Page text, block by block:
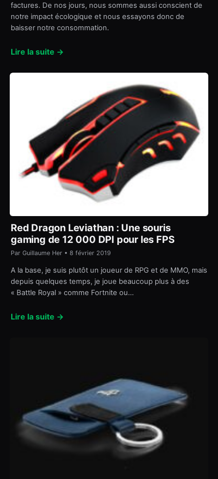
factures. De nos jours, nous sommes aussi conscient de
notre impact écologique et nous essayons donc de
baisser notre consommation.
Lire la suite →
Red Dragon Leviathan : Une souris
gaming de 12 000 DPI pour les FPS
Par Guillaume Her • 8 février 2019
A la base, je suis plutôt un joueur de RPG et de MMO, mais
depuis quelques temps, je joue beaucoup plus à des
« Battle Royal » comme Fortnite ou…
Lire la suite →